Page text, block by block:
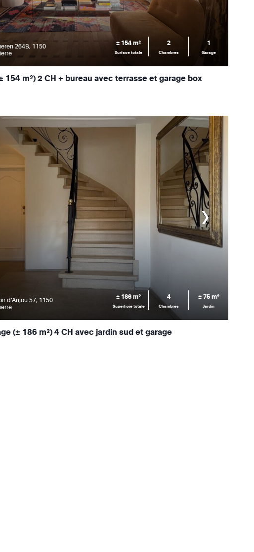
264B, 1150
± 154 m²
Surface totale
2
Chambres
1
Garage
154 m²) 2 CH + bureau avec terrasse et garage box
d'Anjou 57, 1150
± 186 m²
Superficie totale
4
Chambres
± 75 m²
Jardin
(± 186 m²) 4 CH avec jardin sud et garage